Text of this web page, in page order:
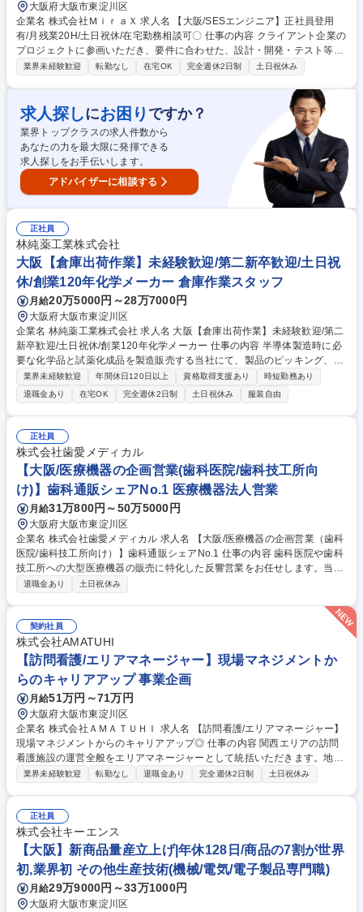
大阪府大阪市東淀川区
企業名 株式会社ＭｉｒａＸ 求人名 【大阪/SESエンジニア】正社員登用
有/月残業20H/土日祝休/在宅勤務相談可〇 仕事の内容 クライアント企業の
プロジェクトに参画いただき、要件に合わせた、設計・開発・テスト等の
業務をお任せします。クライアント企業の意向に合わせて在宅・常駐での
ベンチャーなど幅広いクライアント先に常駐し、システム開発・運用・保
守を担当 【主な業務内容】 ・Java、C#、PHP、Python、JavaScript、A
WS、Azureなどの多様な環境で経験を積む機会あり ・要件定義から設
計、開発、テスト、運用までスキルに応じたフェーズを担当 募集職種
【大阪/SESエンジニア】正社員登用有/月残業20H/土日祝休/在宅勤務相談
可〇
業界未経験歓迎 転勤なし 在宅OK 完全週休2日制 土日祝休み
求人探しにお困り ですか？
業界トップクラスの求人件数から
あなたの力を最大限に発揮できる
求人探しをお手伝いします。
アドバイザーに相談する
正社員
林純薬工業株式会社
大阪【倉庫出荷作業】未経験歓迎/第二新卒歓迎/土日祝
休/創業120年化学メーカー 倉庫作業スタッフ
月給20万5000円～28万7000円
大阪府大阪市東淀川区
企業名 林純薬工業株式会社 求人名 大阪【倉庫出荷作業】未経験歓迎/第二
新卒歓迎/土日祝休/創業120年化学メーカー 仕事の内容 半導体製造時に必
要な化学品と試薬化成品を製造販売する当社にて、製品のピッキング、仕
分け、検品、梱包、荷札貼り付け作業と、受入れ品の倉庫への格納業務
（20kg程度の重量物）を担当いただきます。 ■フォークリフト資格は入社
後に会社負担で取得可能！危険物取扱資格を取得した場合、お祝い金有。
将来的には、生産部の多能工化として活躍の幅を広げていただきたく、ジ
ョブローテーションの機会を提案する可能性有。【働き方】平均残業20時
間/月程度、繁忙期などの波はとくになく負担なく働けます。もくもくと働
くより、チームワークよく和気あいあいとしており、入社後の不明な点は
聞きやすい環境です。 募集職種 大阪【倉庫出荷作業】未経験歓迎/第二新
卒歓迎/土日祝休/創業120年化学メーカー
業界未経験歓迎 年間休日120日以上 資格取得支援あり
時短勤務あり
退職金あり
在宅OK 完全週休2日制 土日祝休み 服装自由
正社員
株式会社歯愛メディカル
【大阪/医療機器の企画営業(歯科医院/歯科技工所向
け)】歯科通販シェアNo.1 医療機器法人営業
月給31万800円～50万5000円
大阪府大阪市東淀川区
企業名 株式会社歯愛メディカル 求人名 【大阪/医療機器の企画営業（歯科
医院/歯科技工所向け）】歯科通販シェアNo.1 仕事の内容 歯科医院や歯科
技工所への大型医療機器の販売に特化した反響営業をお任せします。当社
発刊のカタログ・DMを見てお問い合わせいただいた際に訪問し、商品の
傾け、最適な商品を提案することで、信頼関係を構築することが求められ
るポジションです。コミュニケーション力や提案力を活かし、歯科医療の
現場に貢献できます。【主な業務】■歯科医院や歯科技工所に対する大型
医療機器の提案営業■新規開業・増設に伴う機器選定から導入までのトー
タルサポート■セミナーの企画・運営および関係構築■導入後のフォローお
よび追加提案による関係深化※営業範囲：関西エリア 募集職種 【大阪/医
療機器の企画営業（歯科医院/歯科技工所向け）】歯科通販シェアNo.1
退職金あり 土日祝休み
契約社員
株式会社AMATUHI
【訪問看護/エリアマネージャー】現場マネジメントか
らのキャリアアップ 事業企画
月給51万円～71万円
大阪府大阪市東淀川区
企業名 株式会社ＡＭＡＴＵＨＩ 求人名 【訪問看護/エリアマネージャー】
現場マネジメントからのキャリアアップ◎ 仕事の内容 関西エリアの訪問
看護施設の運営全般をエリアマネージャーとして統括いただきます。地域
医療への貢献と事業成長の牽引を期待いたします。 ■関西エリアにおける
理・指導助言 ■社内外のステークホルダーとの折衝、新たな企画・提案 ■
課題抽出から会議運営、改善に向けたネクストアクションの実行 ■職員の
育成、技能開発、研修教育体制の設計・実行 ■行政機関や地域住民との折
衝 募集職種 【訪問看護/エリアマネージャー】現場マネジメントからのキ
ャリアアップ◎
業界未経験歓迎 転勤なし 退職金あり 完全週休2日制 土日祝休み
正社員
株式会社キーエンス
【大阪】新商品量産立上げ|年休128日/商品の7割が世界
初,業界初 その他生産技術(機械/電気/電子製品専門職)
月給29万9000円～33万1000円
大阪府大阪市東淀川区